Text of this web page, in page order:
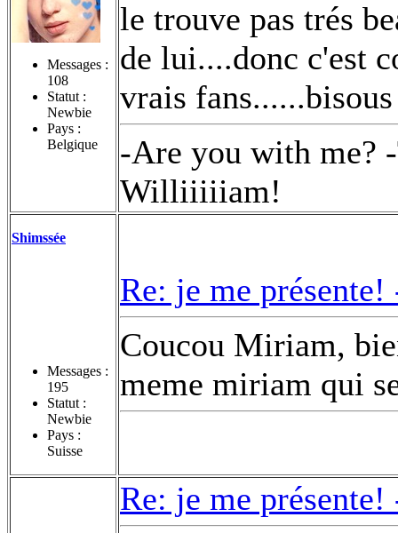
Messages :
108
Statut :
Newbie
Pays :
Belgique
le trouve pas trés
de lui....donc c'est
vrais
-Are you with me?
Williiiiiam!
Shimssée
Messages :
195
Statut :
Newbie
Pays :
Suisse
Re: je me
Coucou Miriam,
meme miriam qui
Re: je me